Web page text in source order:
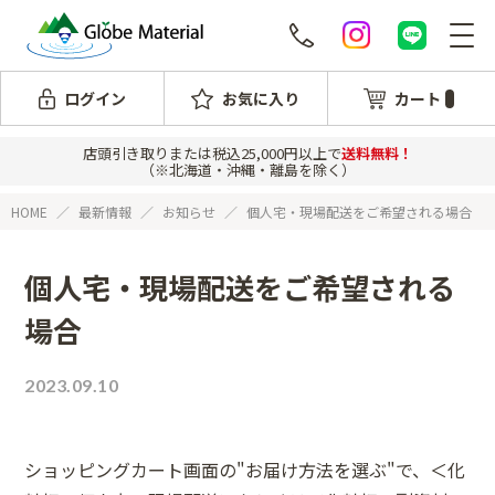
ログイン お気に入り カート
店頭引き取りまたは税込25,000円以上で送料無料！
（※北海道・沖縄・離島を除く）
HOME 最新情報 お知らせ 個人宅・現場配送をご希望される場合
個人宅・現場配送をご希望される
場合
2023.09.10
ショッピングカート画面の"お届け方法を選ぶ"で、＜化